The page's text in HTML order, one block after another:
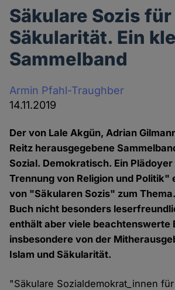
Säkulare Sozis
Säkularität. Ein
Sammelband
Armin Pfahl-Traughber
14.11.2019
Der von Lale Akgün, Adrian
Reitz herausgegebene
Sozial. Demokratisch. Ein
Trennung von Religion und Politik"
von "Säkularen Sozis" zum
Buch nicht besonders
enthält aber viele beachtenswerte
insbesondere von der
Islam und Säkularität.
"Säkulare Sozialdemokrat_innen